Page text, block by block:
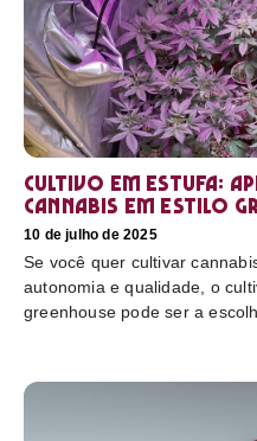
Cultivo em estufa:
cannabis em estilo
10 de julho de 2025
Se você quer cultivar
autonomia e qualidade, o
greenhouse pode ser a